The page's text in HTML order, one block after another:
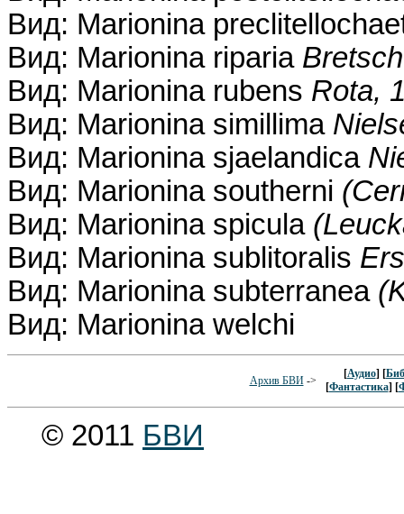
Вид: Marionina
Вид: Marionina riparia
Вид: Marionina rubens Rota,
Вид: Marionina simillima
Вид: Marionina sjaelandica
Вид: Marionina southerni
Вид: Marionina spicula
Вид: Marionina sublitoralis
Вид: Marionina subterranea
Вид: Marionina welchi
Архив БВИ->
[Аудио] [
[Фантастика] [
© 2011 БВИ